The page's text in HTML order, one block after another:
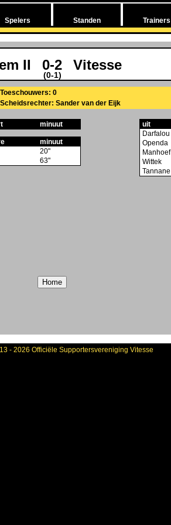
Spelers Standen Trainers
II 0-2 Vitesse
(0-1)
Toeschouwers: 0
Scheidsrechter: Sander van der Eijk
minuut
minuut
20"
63"
uit
Darfalou
Openda
Manhoef
Wittek
Tannane
- 2026 Officiële Supportersvereniging Vitesse